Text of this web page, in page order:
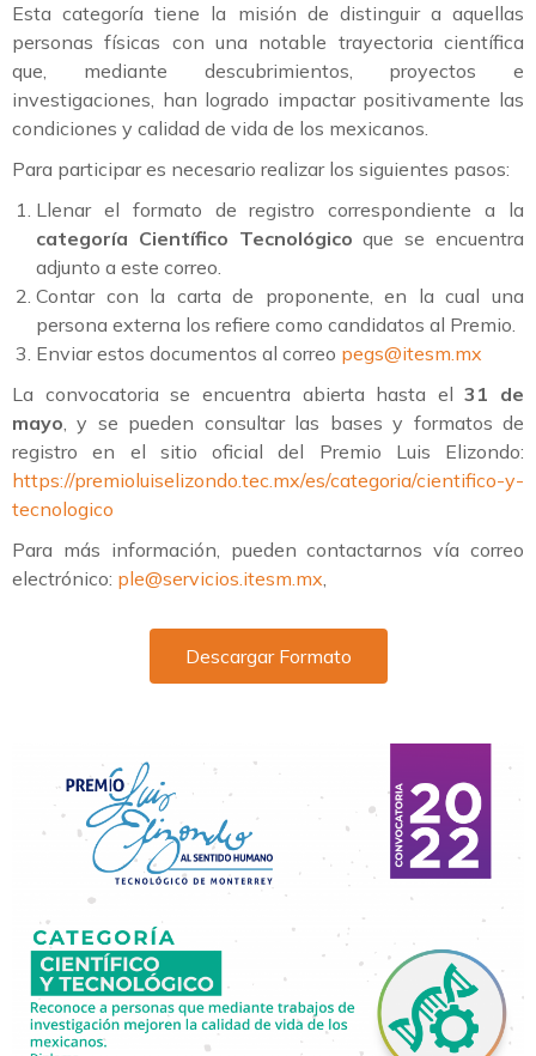
Esta categoría tiene la misión de distinguir a aquellas
personas físicas con una notable trayectoria científica
que, mediante descubrimientos, proyectos e
investigaciones, han logrado impactar positivamente las
condiciones y calidad de vida de los mexicanos.
Para participar es necesario realizar los siguientes pasos:
Llenar el formato de registro correspondiente a la
categoría Científico Tecnológico que se encuentra
adjunto a este correo.
Contar con la carta de proponente, en la cual una
persona externa los refiere como candidatos al Premio.
Enviar estos documentos al correo pegs@itesm.mx
La convocatoria se encuentra abierta hasta el31 de
mayo, y se pueden consultar las bases y formatos de
registro en el sitio oficial del Premio Luis Elizondo:
https://premioluiselizondo.tec.mx/es/categoria/cientifico-y-
tecnologico
Para más información, pueden contactarnos vía correo
electrónico: ple@servicios.itesm.mx,
Descargar Formato